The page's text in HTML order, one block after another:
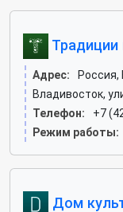
Традиции
Адрес:
Россия,
Владивосток,
Телефон:
+7
Режим работы:
Дом